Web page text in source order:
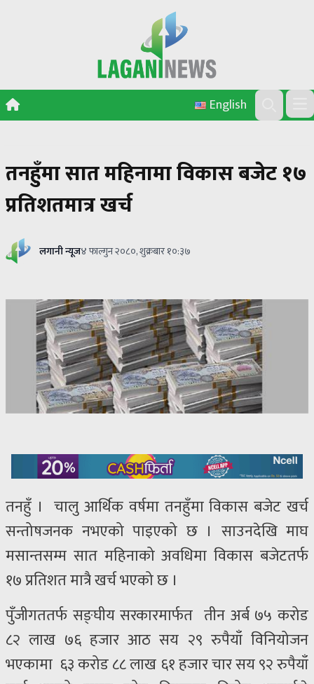
English
Search
तनहुँमा सात महिनामा विकास बजेट १७
प्रतिशतमात्र खर्च
लगानी न्यूज४ फाल्गुन २०८०, शुक्रबार १०:३७
तनहुँ । चालु आर्थिक वर्षमा तनहुँमा विकास बजेट खर्च
सन्तोषजनक नभएको पाइएको छ । साउनदेखि माघ
मसान्तसम्म सात महिनाको अवधिमा विकास बजेटतर्फ
१७ प्रतिशत मात्रै खर्च भएको छ ।
पुँजीगततर्फ सङ्घीय सरकारमार्फत तीन अर्ब ७५ करोड
८२ लाख ७६ हजार आठ सय २९ रुपैयाँ विनियोजन
भएकामा ६३ करोड ८८ लाख ६१ हजार चार सय ९२ रुपैयाँ